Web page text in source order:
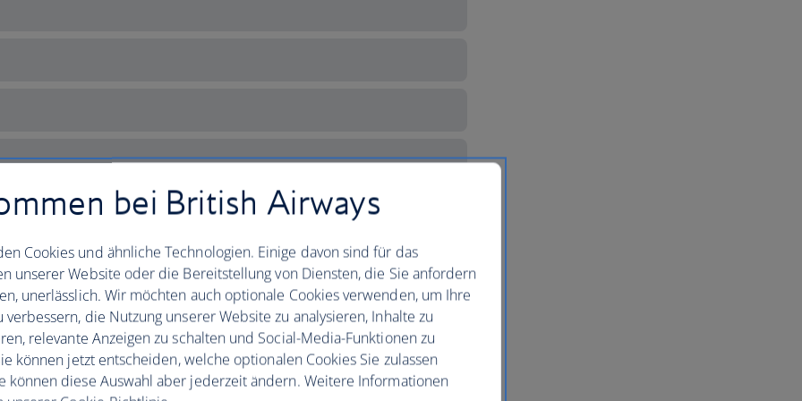
treasured island
bei British Airways
Cookies und ähnliche Technologien. Einige davon sind für das
unserer Website oder die Bereitstellung von Diensten, die Sie anfordern
unerlässlich. Wir möchten auch optionale Cookies verwenden, um Ihre
verbessern, die Nutzung unserer Website zu analysieren, Inhalte zu
relevante Anzeigen zu schalten und Social-Media-Funktionen zu
können jetzt entscheiden, welche optionalen Cookies Sie zulassen
können diese Auswahl aber jederzeit ändern. Weitere Informationen